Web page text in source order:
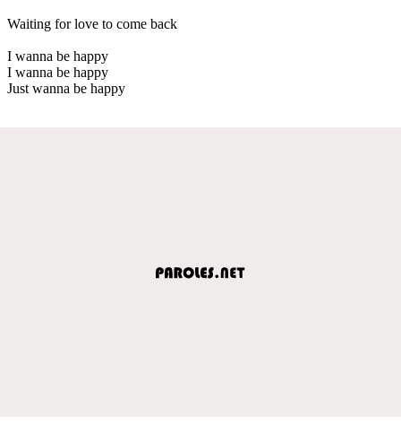
Waiting for love to come back
I wanna be happy
I wanna be happy
Just wanna be happy